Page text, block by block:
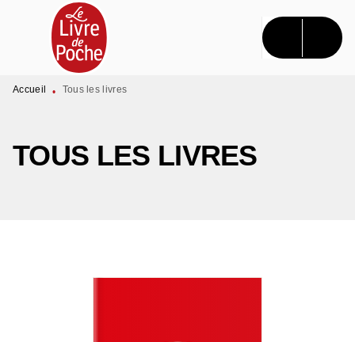
MENU RECHERCHE CONTENU
PIED DE PAGE
Accueil • Tous les livres
TOUS LES LIVRES